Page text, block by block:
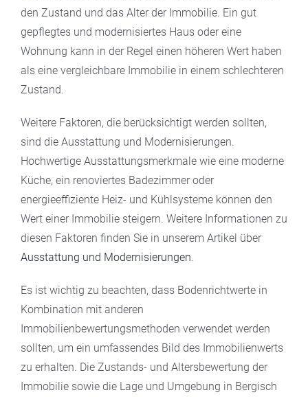
den Zustand und das Alter der Immobilie. Ein gut
gepflegtes und modernisiertes Haus oder eine
Wohnung kann in der Regel einen höheren Wert haben
als eine vergleichbare Immobilie in einem schlechteren
Zustand.
Weitere Faktoren, die berücksichtigt werden sollten,
sind die Ausstattung und Modernisierungen.
Hochwertige Ausstattungsmerkmale wie eine moderne
Küche, ein renoviertes Badezimmer oder
energieeffiziente Heiz- und Kühlsysteme können den
Wert einer Immobilie steigern. Weitere Informationen zu
diesen Faktoren finden Sie in unserem Artikel über
Ausstattung und Modernisierungen.
Es ist wichtig zu beachten, dass Bodenrichtwerte in
Kombination mit anderen
Immobilienbewertungsmethoden verwendet werden
sollten, um ein umfassendes Bild des Immobilienwerts
zu erhalten. Die Zustands- und Altersbewertung der
Immobilie sowie die Lage und Umgebung in Bergisch